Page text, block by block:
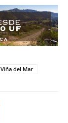
Viña del Mar